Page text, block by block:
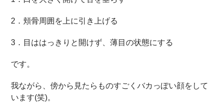
2．頬骨周囲を上に引き上げる
3．目ははっきりと開けず、薄目の状態にする
です。
我ながら、傍から見たらものすごくバカっぽい顔をして
います(笑)。